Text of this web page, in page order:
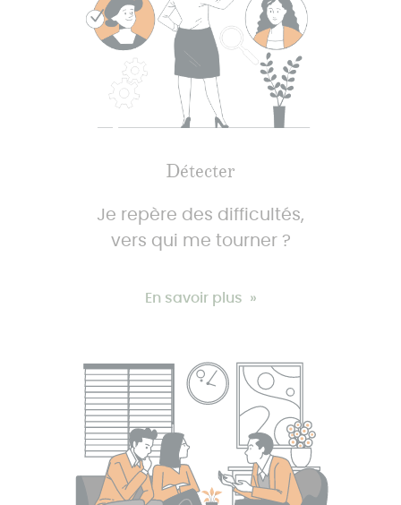
Détecter
Je repère des difficultés,
vers qui me tourner ?
En savoir plus